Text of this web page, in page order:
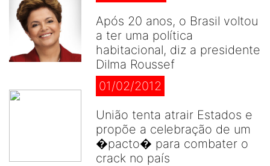
Após 20 anos, o Brasil voltou
a ter uma política
habitacional, diz a presidente
Dilma Roussef
01/02/2012
União tenta atrair Estados e
propõe a celebração de um
�pacto� para combater o
crack no país